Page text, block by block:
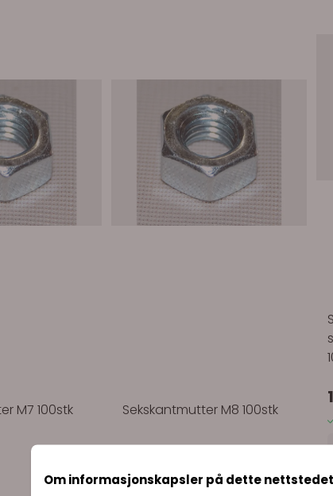
M7 100stk Sekskantmutter M8 100stk
77,50,-
Om informasjonskapsler på dette nettstedet